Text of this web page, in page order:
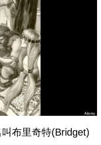
布里奇特(Bridget)